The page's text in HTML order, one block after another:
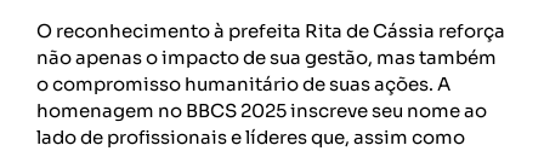
O reconhecimento à prefeita Rita de Cássia reforça
não apenas o impacto de sua gestão, mas também
o compromisso humanitário de suas ações. A
homenagem no BBCS 2025 inscreve seu nome ao
lado de profissionais e líderes que, assim como